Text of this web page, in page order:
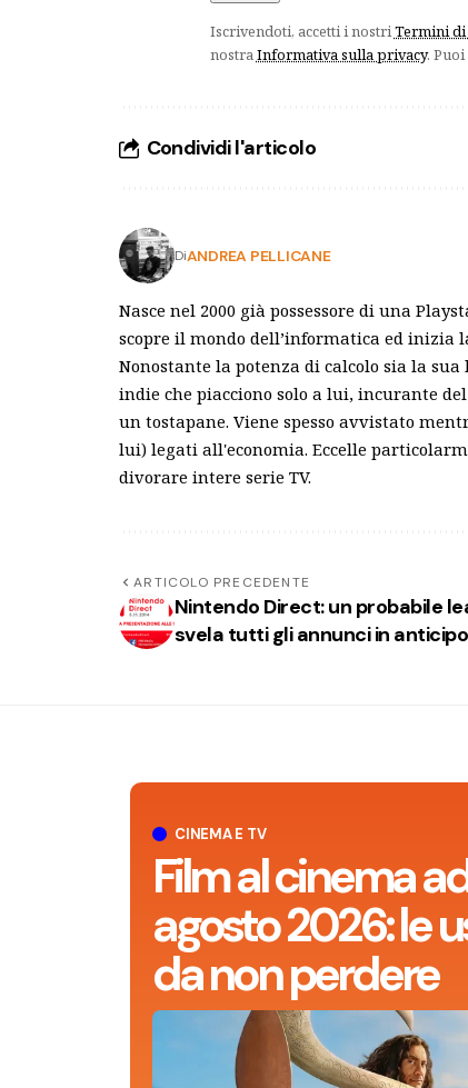
Iscrivendoti, accetti i nostriTermini
nostraInformativa sulla privacy.
Condividi l'articolo
DiANDREA PELLICANE
Nasce nel 2000 già possessore di una
scopre il mondo dell’informatica ed inizia
Nonostante la potenza di calcolo sia la
indie che piacciono solo a lui, incurante
un tostapane. Viene spesso avvistato
lui) legati all'economia. Eccelle
divorare intere serie TV.
ARTICOLO PRECEDENTE
Nintendo Direct: un probabile
svela tutti gli annunci in anticipo
CINEMA E TV
Film al cinema
agosto 2026: le
da non perdere